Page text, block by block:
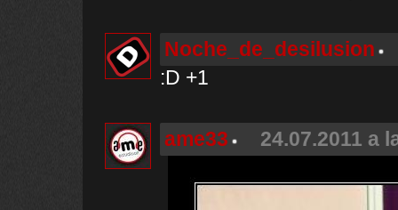
Noche_de_desilusion
:D +1
ame33 24.07.2011 a